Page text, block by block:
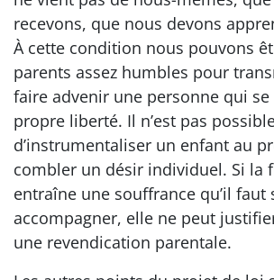
recevons, que nous devons
À cette condition nous pouvons
parents assez humbles pour
faire advenir une personne qui se
propre liberté. Il n’est pas
d’instrumentaliser un enfant au
combler un désir individuel. Si la
entraîne une souffrance qu’il faut
accompagner, elle ne peut
une revendication parentale.